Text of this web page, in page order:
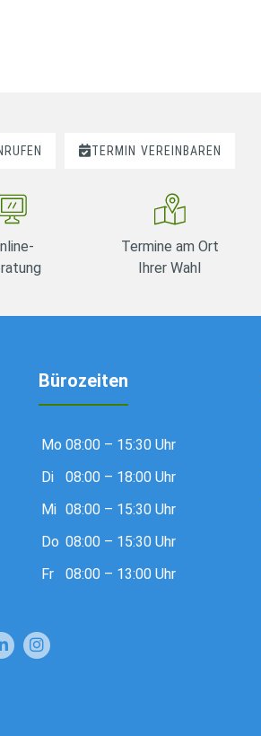
TERMIN VEREINBAREN
Termine am Ort
Ihrer Wahl
Bürozeiten
Mo 08:00 – 15:30 Uhr
Di
08:00 – 18:00 Uhr
Mi 08:00 – 15:30 Uhr
Do 08:00 – 15:30 Uhr
Fr
08:00 – 13:00 Uhr